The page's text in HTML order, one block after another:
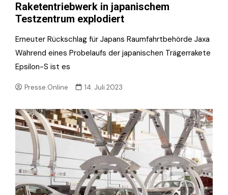
Raketentriebwerk in japanischem
Testzentrum explodiert
Erneuter Rückschlag für Japans Raumfahrtbehörde Jaxa
Während eines Probelaufs der japanischen Trägerrakete
Epsilon-S ist es
Presse.Online 14. Juli 2023